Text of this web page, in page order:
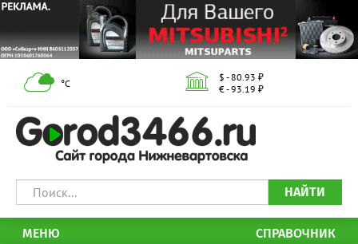
°С
$ - 80.93 ₽
€ - 93.19 ₽
НАЙТИ
МЕНЮ СПРАВОЧНИК